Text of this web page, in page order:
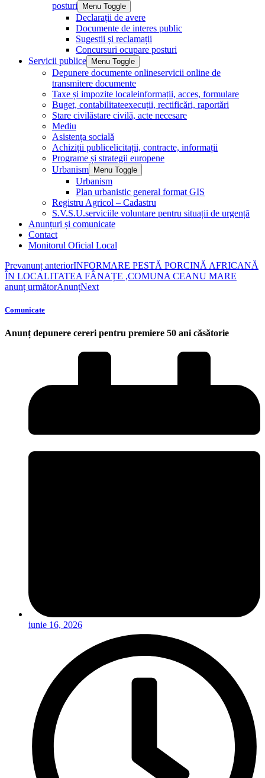
posturi
Menu Toggle
Declarații de avere
Documente de interes public
Sugestii și reclamații
Concursuri ocupare posturi
Servicii publice
Menu Toggle
Depunere documente onlineservicii online de
transmitere documente
Taxe și impozite localeinformații, acces, formulare
Buget, contabilitateexecuții, rectificări, raportări
Stare civilăstare civilă, acte necesare
Mediu
Asistența socială
Achiziții publicelicitații, contracte, informații
Programe și strategii europene
Urbanism
Menu Toggle
Urbanism
Plan urbanistic general format GIS
Registru Agricol – Cadastru
S.V.S.U.serviciile voluntare pentru situații de urgență
Anunțuri și comunicate
Contact
Monitorul Oficial Local
Prevanunț anteriorINFORMARE PESTĂ PORCINĂ AFRICANĂ
ÎN LOCALITATEA FÂNAȚE ,COMUNA CEANU MARE
anunț următorAnunțNext
Comunicate
Anunț depunere cereri pentru premiere 50 ani căsătorie
iunie 16, 2026